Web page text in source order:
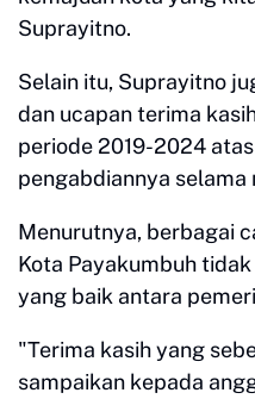
Suprayitno.
Selain itu, Suprayitno
dan ucapan terima
periode 2019-2024
pengabdiannya selama
Menurutnya, berbagai
Kota Payakumbuh
yang baik antara
"Terima kasih yang
sampaikan kepada